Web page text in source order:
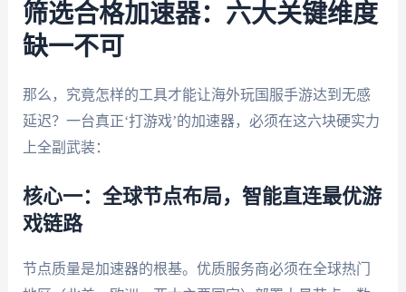
筛选合格加速器：六大关键维度
缺一不可
那么，究竟怎样的工具才能让海外玩国服手游达到无感
延迟？一台真正‘打游戏’的加速器，必须在这六块硬实力
上全副武装：
核心一：全球节点布局，智能直连最优游
戏链路
节点质量是加速器的根基。优质服务商必须在全球热门